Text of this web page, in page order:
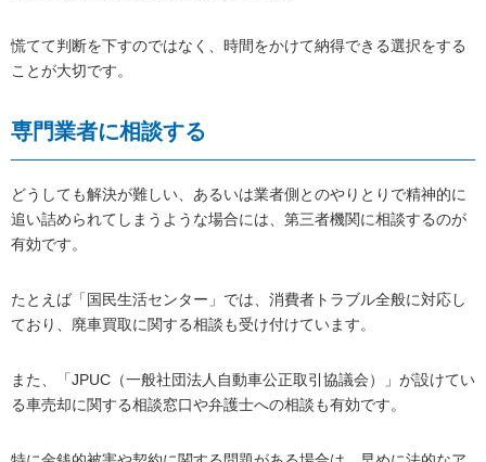
慌てて判断を下すのではなく、時間をかけて納得できる選択をする
ことが大切です。
専門業者に相談する
どうしても解決が難しい、あるいは業者側とのやりとりで精神的に
追い詰められてしまうような場合には、第三者機関に相談するのが
有効です。
たとえば「国民生活センター」では、消費者トラブル全般に対応し
ており、廃車買取に関する相談も受け付けています。
また、「JPUC（一般社団法人自動車公正取引協議会）」が設けてい
る車売却に関する相談窓口や弁護士への相談も有効です。